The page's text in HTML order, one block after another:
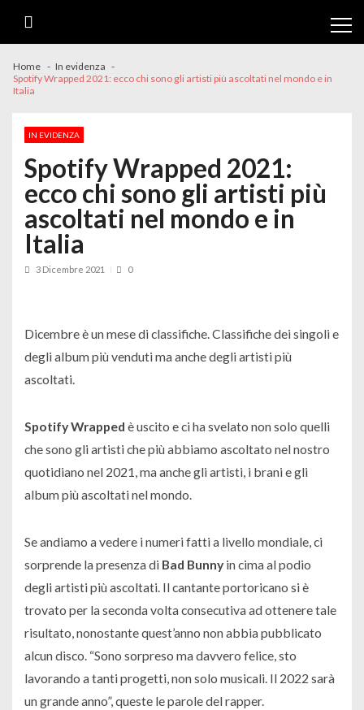
Home
In evidenza
Spotify Wrapped 2021: ecco chi sono gli artisti più ascoltati nel mondo e in
Italia
IN EVIDENZA
Spotify Wrapped 2021:
ecco chi sono gli artisti più
ascoltati nel mondo e in
Italia
3 Dicembre 2021 0
Dicembre è un mese di classifiche. Classifiche dei singoli e
degli album più venduti ma anche degli artisti più
ascoltati.
Spotify Wrapped è uscito e ci ha svelato non solo quelli
che sono gli artisti che più abbiamo ascoltato nel nostro
quotidiano nel 2021, ma anche gli artisti, i brani e gli
album più ascoltati nel mondo.
Se andiamo a vedere i numeri fatti a livello mondiale, ci
sorprende la presenza di Bad Bunny in cima al podio
degli artisti più ascoltati. Il cantante portoricano si è
trovato per la seconda volta consecutiva ad ottenere tale
risultato, nonostante quest’anno non abbia pubblicato
alcun disco. “Sono sorpreso ma davvero felice, sto
lavorando a tanti progetti, non solo musicali. Il 2022 sarà
un grande anno”, queste le parole del rapper.